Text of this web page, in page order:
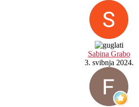
Sabina Grabo
3. svibnja 2024.